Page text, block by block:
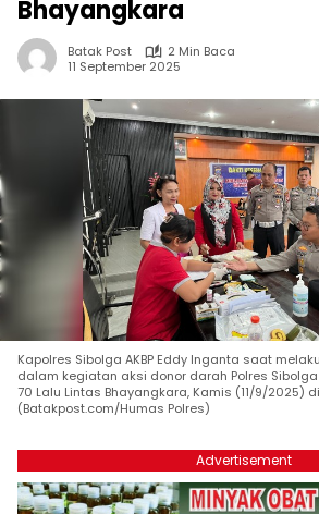
Bhayangkara
Batak Post
2 Min Baca
11 September 2025
Kapolres Sibolga AKBP Eddy Inganta saat
dalam kegiatan aksi donor darah Polres
70 Lalu Lintas Bhayangkara, Kamis (11/9/2025)
(Batakpost.com/Humas Polres)
Advertisement